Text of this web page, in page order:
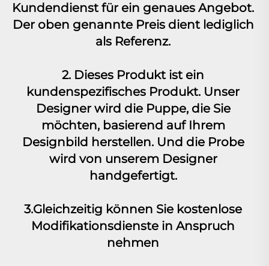
Kundendienst für ein genaues Angebot.
Der oben genannte Preis dient lediglich
als Referenz.
2. Dieses Produkt ist ein
kundenspezifisches Produkt. Unser
Designer wird die Puppe, die Sie
möchten, basierend auf Ihrem
Designbild herstellen. Und die Probe
wird von unserem Designer
handgefertigt.
3.Gleichzeitig können Sie kostenlose
Modifikationsdienste in Anspruch
nehmen